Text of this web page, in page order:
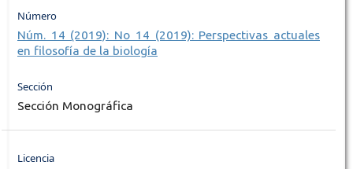
Número
Núm. 14 (2019): No 14 (2019): Perspectivas actuales
en filosofía de la biología
Sección
Sección Monográfica
Licencia